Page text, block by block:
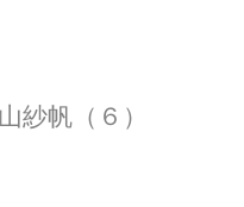
紗帆（６）